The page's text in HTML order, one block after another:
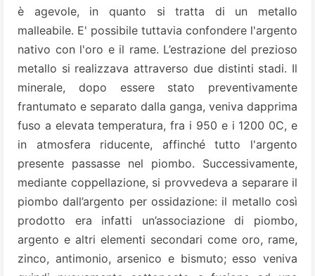
è agevole, in quanto si tratta di un metallo
malleabile. E' possibile tuttavia confondere l'argento
nativo con l'oro e il rame. L’estrazione del prezioso
metallo si realizzava attraverso due distinti stadi. Il
minerale, dopo essere stato preventivamente
frantumato e separato dalla ganga, veniva dapprima
fuso a elevata temperatura, fra i 950 e i 1200 0C, e
in atmosfera riducente, affinché tutto l'argento
presente passasse nel piombo. Successivamente,
mediante coppellazione, si provvedeva a separare il
piombo dall’argento per ossidazione: il metallo così
prodotto era infatti un’associazione di piombo,
argento e altri elementi secondari come oro, rame,
zinco, antimonio, arsenico e bismuto; esso veniva